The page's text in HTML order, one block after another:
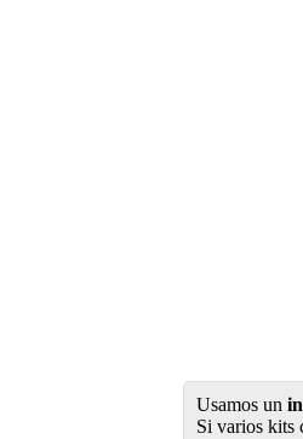
Usamos un
Si varios kits